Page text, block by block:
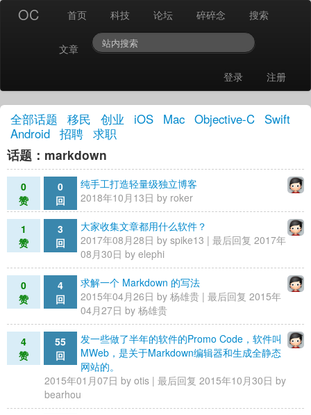
OC 首页 科技 论坛 碎碎念 搜索
文章
登录
注册
全部话题 移民 创业 iOS Mac Objective-C
Swift
Android 招聘 求职
话题：markdown
0
赞
0
回
纯手工打造轻量级独立博客
2018年10月13日 by roker
1
赞
3
回
大家收集文章都用什么软件？
2017年08月28日 by spike13 | 最后回复 2017年
08月30日 by elephi
0
赞
4
回
求解一个 Markdown 的写法
2015年04月26日 by 杨雄贵 | 最后回复 2015年
04月27日 by 杨雄贵
4
赞
55
回
发一些做了半年的软件的Promo Code，软件叫
MWeb，是关于Markdown编辑器和生成全静态
网站的。
2015年01月07日 by otis | 最后回复 2015年10月30日 by
bearhou